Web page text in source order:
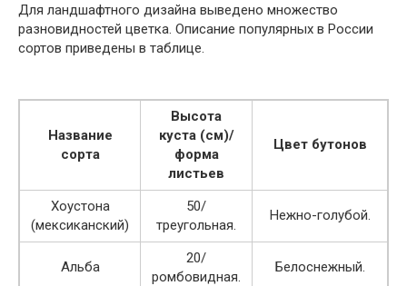
Для ландшафтного дизайна выведено множество
разновидностей цветка. Описание популярных в России
сортов приведены в таблице.
Название
сорта
Высота
куста (см)/
форма
листьев
Цвет бутонов
Хоустона
(мексиканский)
50/
треугольная.
Нежно-голубой.
Альба
20/
ромбовидная.
Белоснежный.